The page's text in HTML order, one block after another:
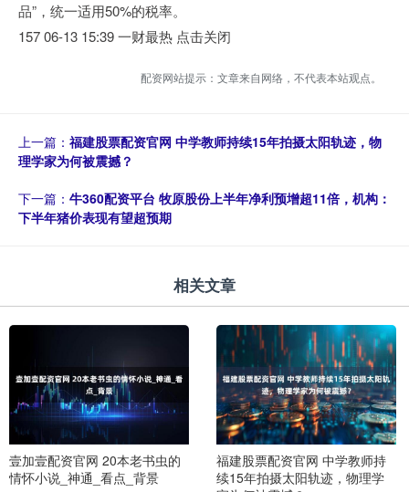
品”，统一适用50%的税率。
157 06-13 15:39 一财最热 点击关闭
配资网站提示：文章来自网络，不代表本站观点。
上一篇： 福建股票配资官网 中学教师持续15年拍摄太阳轨迹，物
理学家为何被震撼？
下一篇： 牛360配资平台 牧原股份上半年净利预增超11倍，机构：
下半年猪价表现有望超预期
相关文章
壹加壹配资官网 20本老书虫的
情怀小说_神通_看点_背景
福建股票配资官网 中学教师持
续15年拍摄太阳轨迹，物理学